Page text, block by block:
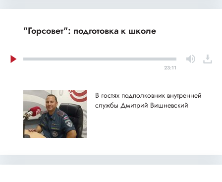
"Горсовет": подготовка к школе
23:11
В гостях подполковник внутренней
службы Дмитрий Вишневский